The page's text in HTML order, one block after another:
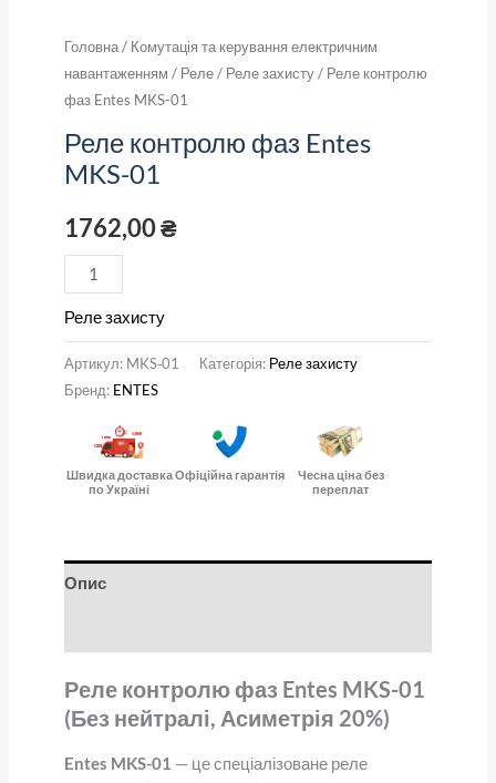
Головна/ Комутація та керування електричним
навантаженням / Реле/ Реле захисту/ Реле контролю
фаз Entes MKS-01
Реле контролю фаз Entes
MKS-01
1762,00₴
Реле захисту
Артикул: MKS‑01 Категорія: Реле захисту
Бренд: ENTES
Швидка доставка
по Україні
Офіційна гарантія
Чесна ціна без
переплат
Опис
Реле контролю фаз Entes MKS-01
(Без нейтралі, Асиметрія 20%)
Entes MKS-01 — це спеціалізоване реле